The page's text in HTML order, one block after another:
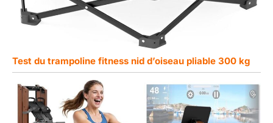
Test du trampoline fitness nid d’oiseau pliable 300 kg